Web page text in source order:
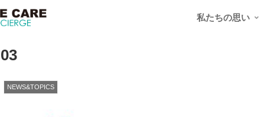
私たちの思い
NEWS&TOPICS